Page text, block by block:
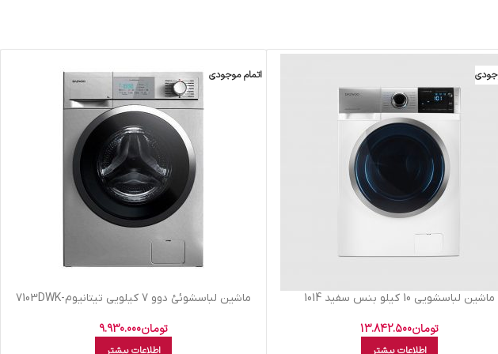
ماشين لباسشويي 10 کيلو بنس سفيد 1014
تومان13.842.500
اطلاعات بیشتر
اتمام موجودی
ماشين لباسشوئئ دوو 7 کيلويي تيتانيوم-7103DWK
تومان9.930.000
اطلاعات بیشتر